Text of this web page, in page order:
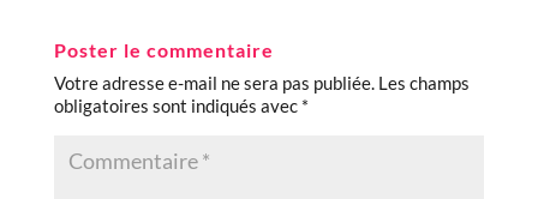
Poster le commentaire
Votre adresse e-mail ne sera pas publiée. Les champs
obligatoires sont indiqués avec *